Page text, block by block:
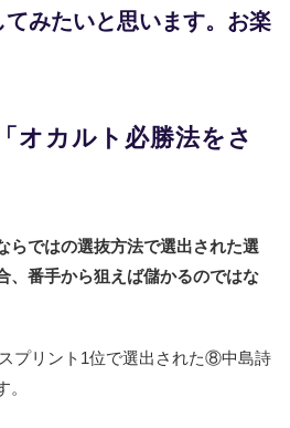
・のめり込む不安のある方のご相
みたいと思います。お楽
オカルト必勝法をさ
らではの選抜方法で選出された選
、番手から狙えば儲かるのではな
リント1位で選出された⑧中島詩